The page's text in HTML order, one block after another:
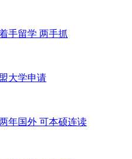
手留学 两手抓
大学申请
年国外 可本硕连读